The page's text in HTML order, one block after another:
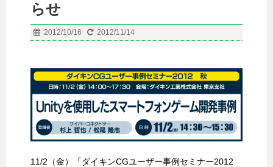
らせ
2012/10/16 2012/11/14
11/2（金）「ダイキンCGユーザー事例セミナー2012